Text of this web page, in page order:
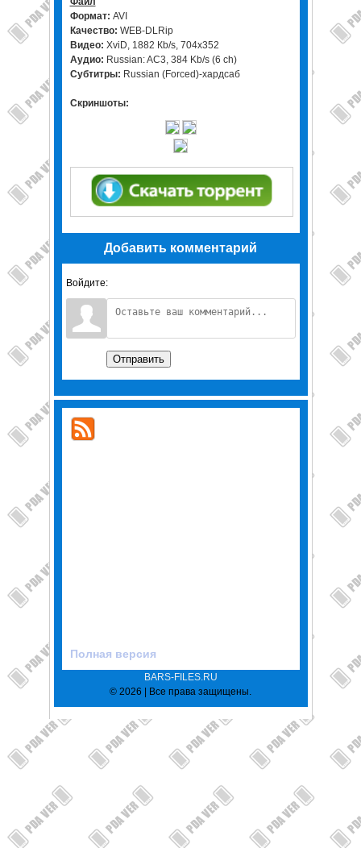
Формат: AVI
Качество: WEB-DLRip
Видео: XviD, 1882 Кb/s, 704x352
Аудио: Russian: AC3, 384 Kb/s (6 ch)
Субтитры: Russian (Forced)-хардсаб
Скриншоты:
Добавить комментарий
Войдите:
Отправить
Полная версия
BARS-FILES.RU
© 2026 | Все права защищены.